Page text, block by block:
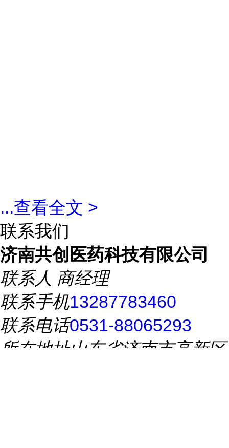
...查看全文 >
联系我们
济南共创医药科技有限公司
联系人 商经理
联系手机13287783460
联系电话0531-88065293
所在地址山东省济南市高新区